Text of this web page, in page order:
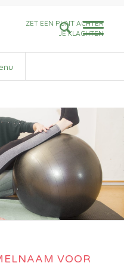
ZET EEN PUNT ACHTER
JE KLACHTEN
VOOR